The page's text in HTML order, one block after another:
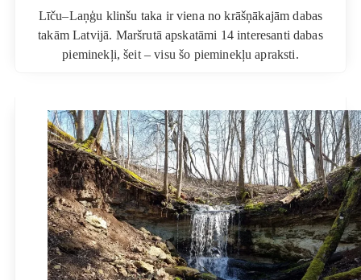
Līču–Laņģu klinšu taka ir viena no krāšņākajām dabas
takām Latvijā. Maršrutā apskatāmi 14 interesanti dabas
pieminekļi, šeit – visu šo pieminekļu apraksti.